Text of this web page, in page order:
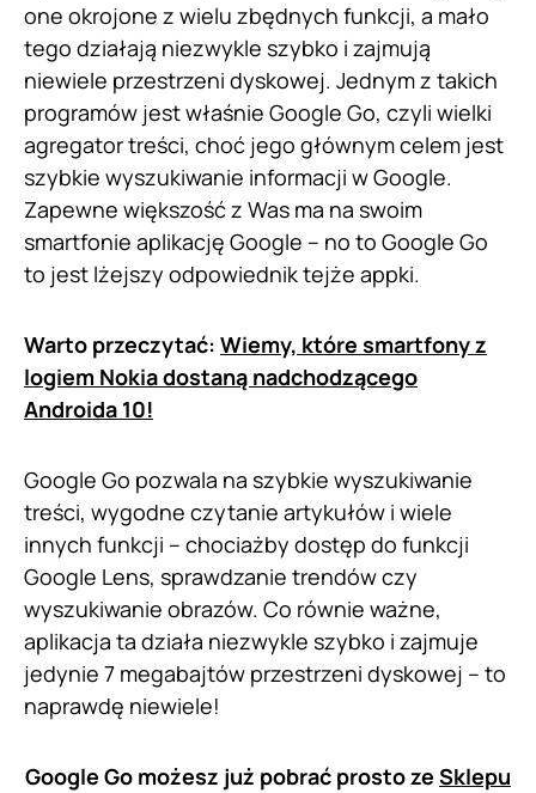
one okrojone z wielu zbędnych funkcji, a mało
tego działają niezwykle szybko i zajmują
niewiele przestrzeni dyskowej. Jednym z takich
programów jest właśnie Google Go, czyli wielki
agregator treści, choć jego głównym celem jest
szybkie wyszukiwanie informacji w Google.
Zapewne większość z Was ma na swoim
smartfonie aplikację Google – no to Google Go
to jest lżejszy odpowiednik tejże appki.
Warto przeczytać: Wiemy, które smartfony z
logiem Nokia dostaną nadchodzącego
Androida 10!
Google Go pozwala na szybkie wyszukiwanie
treści, wygodne czytanie artykułów i wiele
innych funkcji – chociażby dostęp do funkcji
Google Lens, sprawdzanie trendów czy
wyszukiwanie obrazów. Co równie ważne,
aplikacja ta działa niezwykle szybko i zajmuje
jedynie 7 megabajtów przestrzeni dyskowej – to
naprawdę niewiele!
Google Go możesz już pobrać prosto ze Sklepu